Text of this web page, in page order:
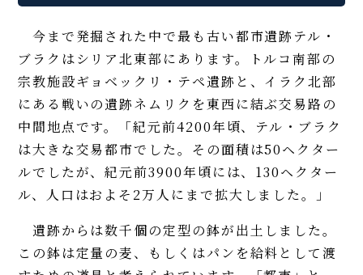
今まで発掘された中で最も古い都市遺跡テル・
ブラクはシリア北東部にあります。トルコ南部の
宗教施設ギョベックリ・テペ遺跡と、イラク北部
にある戦いの遺跡ネムリクを東西に結ぶ交易路の
中間地点です。「紀元前4200年頃、テル・ブラク
は大きな交易都市でした。その面積は50ヘクター
ルでしたが、紀元前3900年頃には、130ヘクター
ル、人口はおよそ2万人にまで拡大しました。」
遺跡からは数千個の定型の鉢が出土しました。
この鉢は定量の麦、もしくはパンを給料として渡